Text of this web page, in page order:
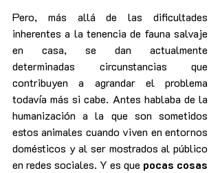
Pero, más allá de las dificultades
inherentes a la tenencia de fauna salvaje
en casa, se dan actualmente
determinadas circunstancias que
contribuyen a agrandar el problema
todavía más si cabe. Antes hablaba de la
humanización a la que son sometidos
estos animales cuando viven en entornos
domésticos y al ser mostrados al público
en redes sociales. Y es que pocas cosas